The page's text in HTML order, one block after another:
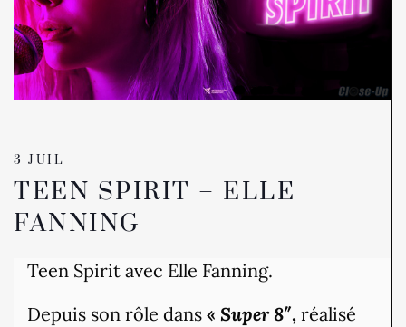
3 JUIL
TEEN SPIRIT – ELLE
FANNING
Teen Spirit avec Elle Fanning.
Depuis son rôle dans « Super 8″, réalisé